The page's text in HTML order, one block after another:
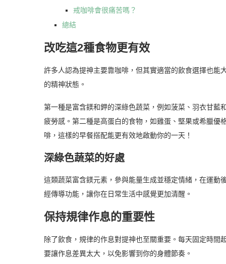
戒咖啡會很痛苦嗎？
總結
改吃這2種食物更有效
許多人認為提神主要靠咖啡，但其實適當的飲食選擇也能
的精神狀態。
第一種是富含鎂和鉀的深綠色蔬菜，例如菠菜、羽衣甘
疲勞感。第二種是高蛋白的食物，如雞蛋、堅果或希臘優
啡，這樣的早餐搭配能更有效地啟動你的一天！
深綠色蔬菜的好處
這類蔬菜富含鎂元素，參與能量生成並穩定情緒，在運動
經傳導功能，讓你在日常生活中感覺更加清醒。
保持規律作息的重要性
除了飲食，規律的作息對提神也至關重要。每天固定時
要讓作息差異太大，以免影響到你的身體節奏。